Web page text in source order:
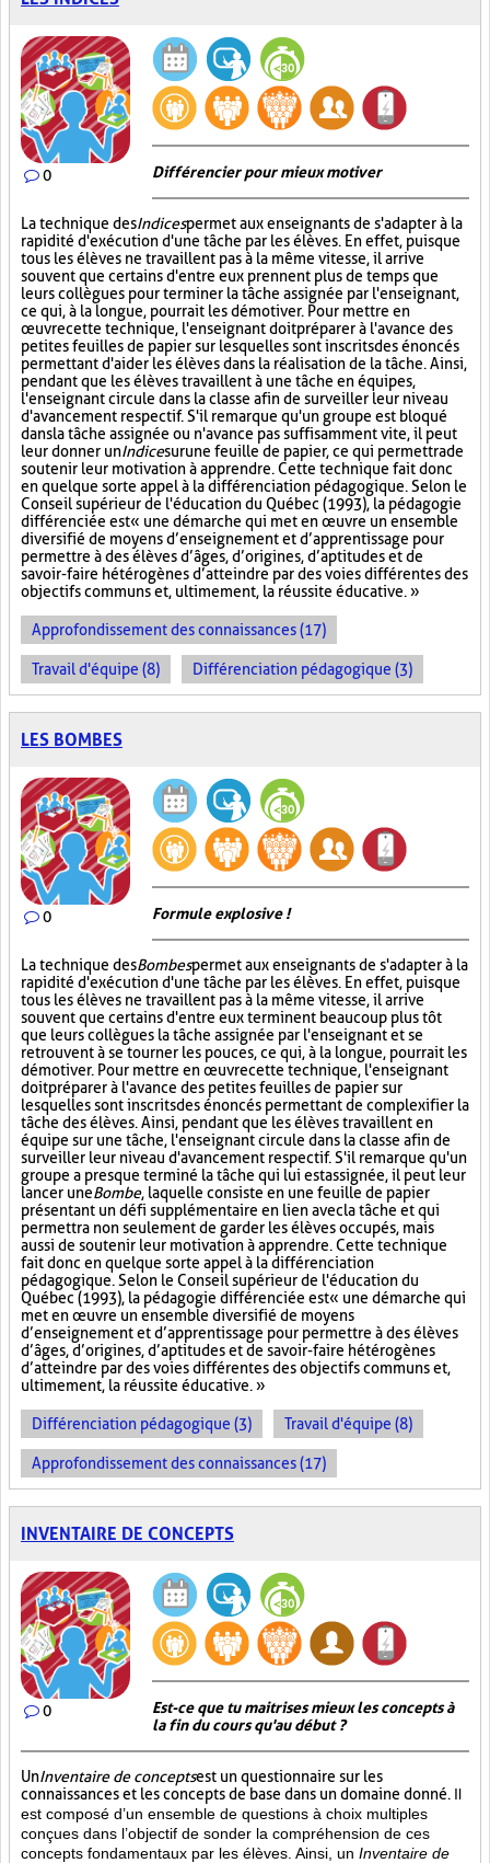
0 Différencier pour mieux motiver
La technique desIndicespermet aux enseignants de s'adapter à la
rapidité d'exécution d'une tâche par les élèves. En effet, puisque
tous les élèves ne travaillent pas à la même vitesse, il arrive
souvent que certains d'entre eux prennent plus de temps que
leurs collègues pour terminer la tâche assignée par l'enseignant,
ce qui, à la longue, pourrait les démotiver. Pour mettre en
œuvre cette technique, l'enseignant doit préparer à l'avance des
petites feuilles de papier sur lesquelles sont inscrits des énoncés
permettant d'aider les élèves dans la réalisation de la tâche. Ainsi,
pendant que les élèves travaillent à une tâche en équipes,
l'enseignant circule dans la classe afin de surveiller leur niveau
d'avancement respectif. S'il remarque qu'un groupe est bloqué
dans la tâche assignée ou n'avance pas suffisamment vite, il peut
leur donner unIndicesurune feuille de papier, ce qui permettra de
soutenir leur motivation à apprendre. Cette technique fait donc
en quelque sorte appel à la différenciation pédagogique. Selon le
Conseil supérieur de l'éducation du Québec (1993), la pédagogie
différenciée est « une démarche qui met en œuvre un ensemble
diversifié de moyens d’enseignement et d’apprentissage pour
permettre à des élèves d’âges, d’origines, d’aptitudes et de
savoir-faire hétérogènes d’atteindre par des voies différentes des
objectifs communs et, ultimement, la réussite éducative. »
Approfondissement des connaissances (17)
Travail d'équipe (8) Différenciation pédagogique (3)
LES BOMBES
0 Formule explosive !
La technique desBombespermet aux enseignants de s'adapter à la
rapidité d'exécution d'une tâche par les élèves. En effet, puisque
tous les élèves ne travaillent pas à la même vitesse, il arrive
souvent que certains d'entre eux terminent beaucoup plus tôt
que leurs collègues la tâche assignée par l'enseignant et se
retrouvent à se tourner les pouces, ce qui, à la longue, pourrait les
démotiver. Pour mettre en œuvre cette technique, l'enseignant
doit préparer à l'avance des petites feuilles de papier sur
lesquelles sont inscrits des énoncés permettant de complexifier la
tâche des élèves. Ainsi, pendant que les élèves travaillent en
équipe sur une tâche, l'enseignant circule dans la classe afin de
surveiller leur niveau d'avancement respectif. S'il remarque qu'un
groupe a presque terminé la tâche qui lui est assignée, il peut leur
lancer uneBombe, laquelle consiste en une feuille de papier
présentant un défi supplémentaire en lien avec la tâche et qui
permettra non seulement de garder les élèves occupés, mais
aussi de soutenir leur motivation à apprendre. Cette technique
fait donc en quelque sorte appel à la différenciation
pédagogique. Selon le Conseil supérieur de l'éducation du
Québec (1993), la pédagogie différenciée est « une démarche qui
met en œuvre un ensemble diversifié de moyens
d’enseignement et d’apprentissage pour permettre à des élèves
d’âges, d’origines, d’aptitudes et de savoir-faire hétérogènes
d’atteindre par des voies différentes des objectifs communs et,
ultimement, la réussite éducative. »
Différenciation pédagogique (3) Travail d'équipe (8)
Approfondissement des connaissances (17)
INVENTAIRE DE CONCEPTS
0
Est-ce que tu maitrises mieux les concepts à
la fin du cours qu'au début ?
UnInventaire de conceptsest un questionnaire sur les
connaissances et les concepts de base dans un domaine donné. Il
est composé d’un ensemble de questions à choix multiples
conçues dans l’objectif de sonder la compréhension de ces
concepts fondamentaux par les élèves. Ainsi, un Inventaire de